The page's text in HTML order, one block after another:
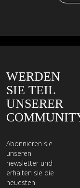
WERDEN
SIE TEIL
UNSERER
Abonnieren sie
unseren
newsletter und
erhalten sie die
neuesten